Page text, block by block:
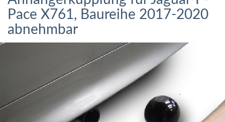
Pace X761, Baureihe 2017-2020
abnehmbar